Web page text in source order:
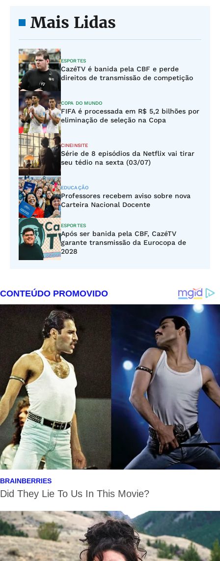
Mais Lidas
ESPORTES
CazéTV é banida pela CBF e perde
direitos de transmissão de competição
COPA DO MUNDO
FIFA é processada em R$ 5,2 bilhões por
eliminação de seleção na Copa
CINEINSITE
Série de 8 episódios da Netflix vai tirar
seu tédio na sexta (03/07)
EDUCAÇÃO
Professores recebem aviso sobre nova
Carteira Nacional Docente
ESPORTES
Após ser banida pela CBF, CazéTV
garante transmissão da Eurocopa de
2028